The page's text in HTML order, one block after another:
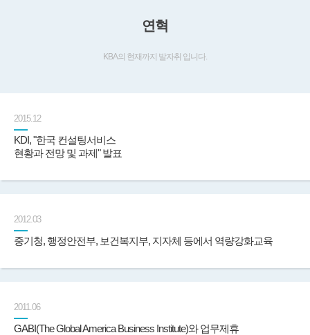
연혁
KBA의 현재까지 발자취 입니다.
2015.12
KDI, "한국 컨설팅서비스
현황과 전망 및 과제" 발표
2012.03
중기청, 행정안전부, 보건복지부, 지자체 등에서 역량강화교육
2011.06
GABI(The Global America Business Institute)와 업무제휴